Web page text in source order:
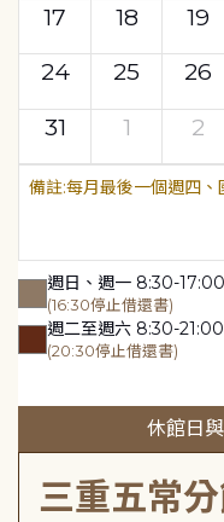
17
18 19
24
25 26
31
1 2
每月最後一個週四、
週日、週一 8:30-17:00
(16:30停止借還書)
週二至週六 8:30-21:00
(20:30停止借還書)
休館日
三重五常